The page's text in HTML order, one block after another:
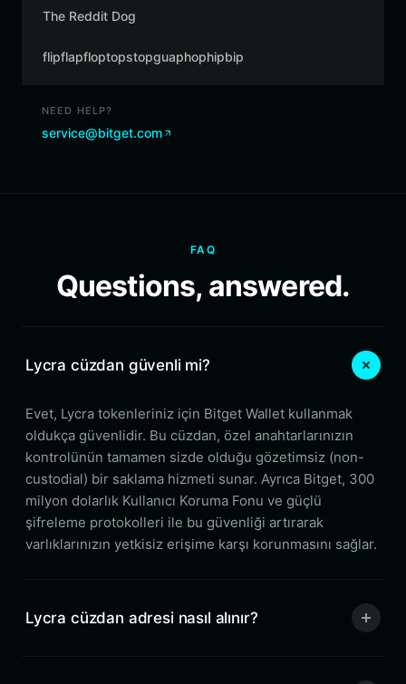
The Reddit Dog
flipflapfloptopstopguaphophipbip
NEED HELP?
service@bitget.com
FAQ
Questions, answered.
Lycra cüzdan güvenli mi?
Evet, Lycra tokenleriniz için Bitget Wallet kullanmak
oldukça güvenlidir. Bu cüzdan, özel anahtarlarınızın
kontrolünün tamamen sizde olduğu gözetimsiz (non-
custodial) bir saklama hizmeti sunar. Ayrıca Bitget, 300
milyon dolarlık Kullanıcı Koruma Fonu ve güçlü
şifreleme protokolleri ile bu güvenliği artırarak
varlıklarınızın yetkisiz erişime karşı korunmasını sağlar.
Lycra cüzdan adresi nasıl alınır?